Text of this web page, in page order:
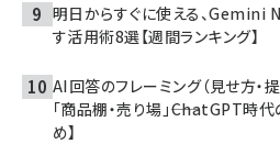
明日からすぐに使える、
す活用術8選【週間ランキング】
AI回答のフレーミング（見せ方・
「商品棚・売り場」――ChatGPT時
め】